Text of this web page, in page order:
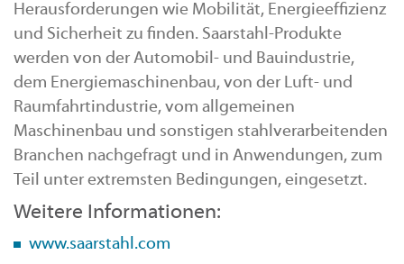
Herausforderungen wie Mobilität, Energieeffizienz
und Sicherheit zu finden. Saarstahl-Produkte
werden von der Automobil- und Bauindustrie,
dem Energiemaschinenbau, von der Luft- und
Raumfahrtindustrie, vom allgemeinen
Maschinenbau und sonstigen stahlverarbeitenden
Branchen nachgefragt und in Anwendungen, zum
Teil unter extremsten Bedingungen, eingesetzt.
Weitere Informationen:
www.saarstahl.com